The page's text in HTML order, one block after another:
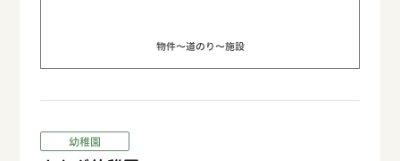
物件〜道のり〜施設
幼稚園